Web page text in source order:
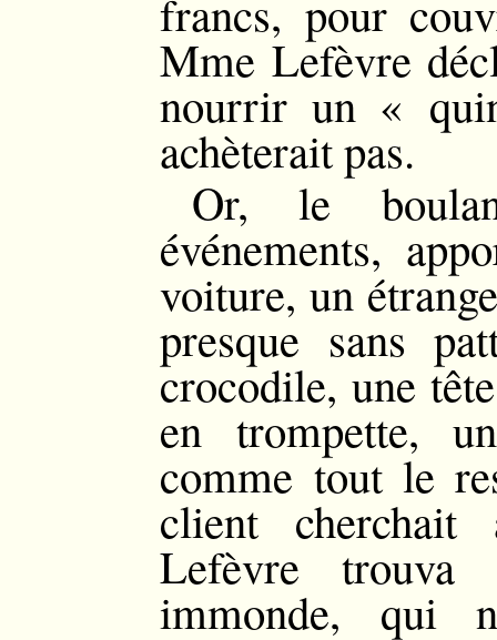
francs, pour
Mme Lefèvre
nourrir un «
achèterait pas.
Or, le
événements,
voiture, un
presque sans
crocodile, une
en trompette,
comme tout le
client
Lefèvre
immonde, qui